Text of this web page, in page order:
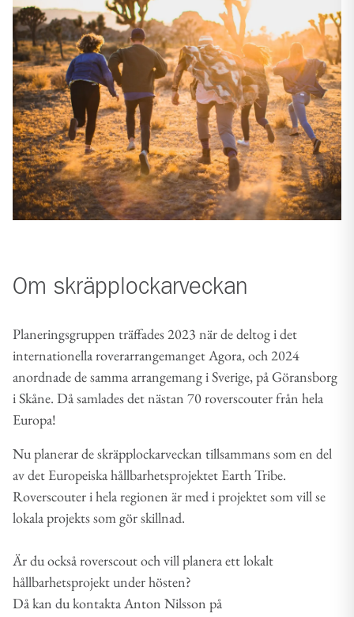
Om skräpplockarveckan
Planeringsgruppen träffades 2023 när de deltog i det
internationella roverarrangemanget Agora, och 2024
anordnade de samma arrangemang i Sverige, på Göransborg
i Skåne. Då samlades det nästan 70 roverscouter från hela
Europa!
Nu planerar de skräpplockarveckan tillsammans som en del
av det Europeiska hållbarhetsprojektet Earth Tribe.
Roverscouter i hela regionen är med i projektet som vill se
lokala projekts som gör skillnad.
Är du också roverscout och vill planera ett lokalt
hållbarhetsprojekt under hösten?
Då kan du kontakta Anton Nilsson på